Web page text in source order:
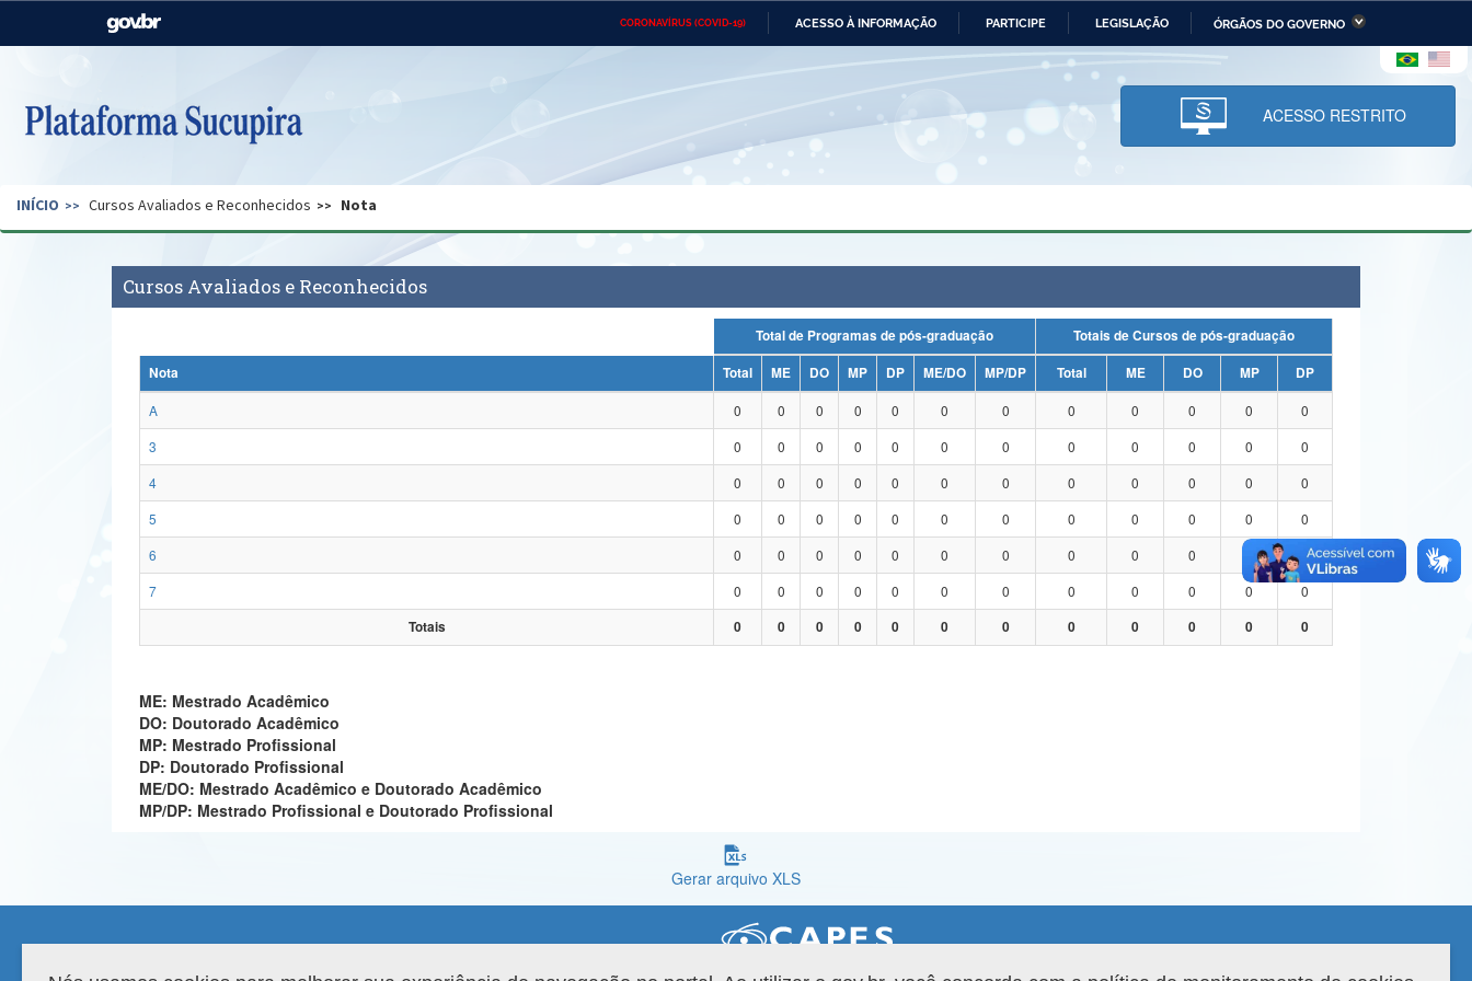
CORONAVÍRUS (COVID-19) ACESSO À INFORMAÇÃO PARTICIPE LEGISLAÇÃO ÓRGÃOS DO GOVERNO
Casa Civil Ministério das Relações Ministério da Economia Ministério da Infraestrutura
Pecuária e Abastecimento
Ministério da Ciência,
Tecnologia, Inovações e
Comunicações
Ministério do Desenvolvimento
Regional e dos Direitos Humanos
Secretaria de Governo Gabinete de Segurança Advocacia-Geral da União Banco Central do Brasil Planalto
ACESSO RESTRITO
INÍCIO Cursos Avaliados e Reconhecidos Nota
Cursos Avaliados e Reconhecidos
Total de Programas de pós-graduação
Totais de Cursos de pós-graduação
Nota
Total ME DO MP DP ME/DO MP/DP Total ME DO MP
DP
A
0 0 0 0 0 0 0 0 0 0 0
0
3
0 0 0 0 0 0 0 0 0 0 0
0
4
0 0 0 0 0 0 0 0 0 0 0
0
5
0 0 0 0 0 0 0 0 0 0 0
0
6
0 0 0 0 0 0 0 0 0 0
0
7
0 0 0 0 0 0 0 0 0 0 0
0
Totais
0 0 0 0 0 0 0 0 0 0 0 0
ME: Mestrado Acadêmico
DO: Doutorado Acadêmico
MP: Mestrado Profissional
DP: Doutorado Profissional
ME/DO: Mestrado Acadêmico e Doutorado Acadêmico
MP/DP: Mestrado Profissional e Doutorado Profissional
Gerar arquivo XLS